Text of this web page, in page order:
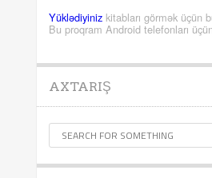
Yüklədiyinizkitabları görmək üçün
Bu proqram Android telefonları
AXTARIŞ